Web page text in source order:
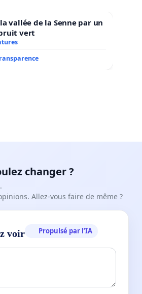
vallée de la Senne par un
vert
changer ?
Allez-vous faire de même ?
voir Propulsé par l’IA